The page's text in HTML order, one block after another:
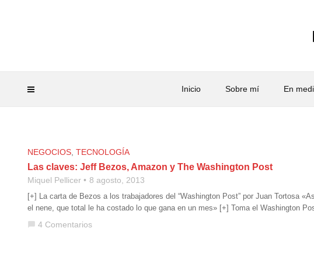
Inicio Sobre mí En
NEGOCIOS TECNOLOGÍA
Las claves: Jeff Bezos, Amazon y The Washington Post
Miquel Pellicer 8 agosto, 2013
[+] La carta de Bezos a los trabajadores del “Washington Post” por Juan Tortosa
el nene, que total le ha costado lo que gana en un mes» [+] Toma el Washington
chat_bubble 4 Comentarios